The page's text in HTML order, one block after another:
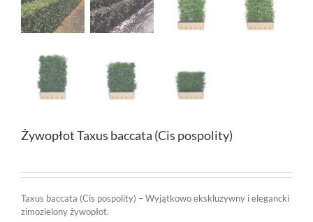
Żywopłot Taxus baccata (Cis pospolity)
Taxus baccata (Cis pospolity) – Wyjątkowo ekskluzywny i elegancki
zimozielony żywopłot.